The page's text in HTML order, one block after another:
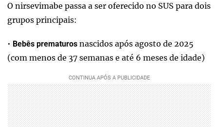
O nirsevimabe passa a ser oferecido no SUS para dois
grupos principais:
• Bebês prematuros nascidos após agosto de 2025
(com menos de 37 semanas e até 6 meses de idade)